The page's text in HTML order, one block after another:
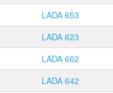
LADA 653
LADA 623
LADA 662
LADA 642